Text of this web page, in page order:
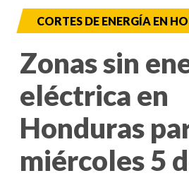
CORTES DE ENERGÍA EN
Zonas sin
eléctrica en
Honduras
miércoles 5